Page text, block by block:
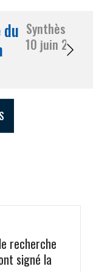
Synthèse du
10 juin 2024
1
2
recherche
signé la
?
développez
?